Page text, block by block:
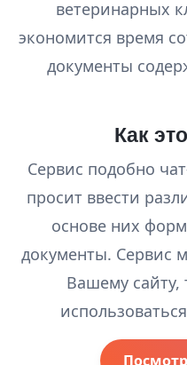
ветеринарных
экономится время
документы
Как
Сервис подобно
просит ввести
основе них
документы. Сервис
Вашему сайту,